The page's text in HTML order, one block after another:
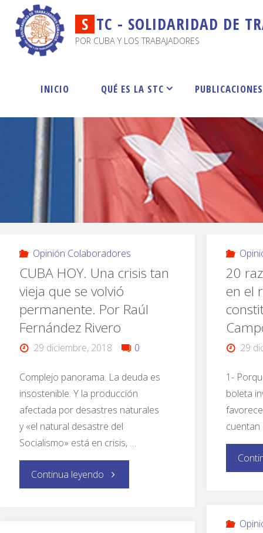
S TC - SOLIDARIDAD DE TR
POR CUBA Y LOS TRABAJADORES
INICIO QUÉ ES LA STC PUBLICACIONES
Opinión Colaboradores
CUBA HOY. Una crisis tan
vieja que se volvió
permanente. Por Raúl
Fernández Rivero
29 diciembre, 2018 0
Complejo panorama. La deuda es
insostenible. Y la producción
afectada por desastres naturales
y «el natural desastre del
Socialismo» está en crisis, …
Continua leyendo
20
en el
29
1-
boleta
cuentan